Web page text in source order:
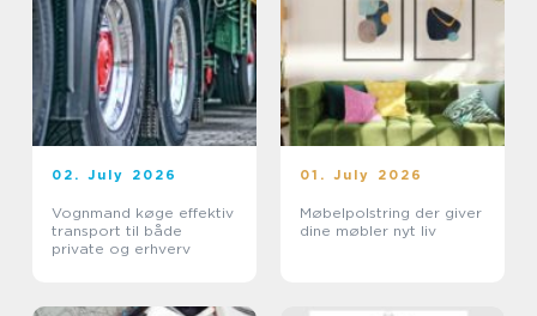
02. July 2026
Vognmand køge effektiv
transport til både
private og erhverv
01. July 2026
Møbelpolstring der giver
dine møbler nyt liv